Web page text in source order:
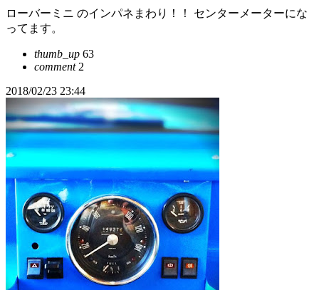
ローバーミニ のインパネまわり！！ センターメーターにな
ってます。
thumb_up 63
comment2
2018/02/23 23:44